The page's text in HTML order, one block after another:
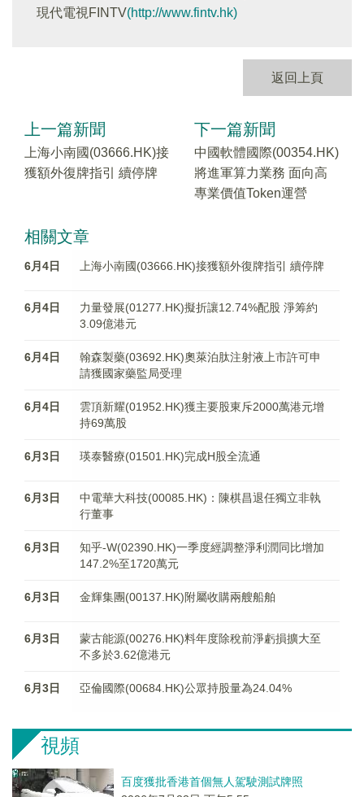
現代電視FINTV(http://www.fintv.hk)
返回上頁
上一篇新聞
上海小南國(03666.HK)接
獲額外復牌指引 續停牌
下一篇新聞
中國軟體國際(00354.HK)
將進軍算力業務 面向高
專業價值Token運營
相關文章
6月4日 上海小南國(03666.HK)接獲額外復牌指引 續停牌
6月4日
力量發展(01277.HK)擬折讓12.74%配股 淨筹約
3.09億港元
6月4日
翰森製藥(03692.HK)奧萊泊肽注射液上市許可申
請獲國家藥監局受理
6月4日
雲頂新耀(01952.HK)獲主要股東斥2000萬港元增
持69萬股
6月3日 瑛泰醫療(01501.HK)完成H股全流通
6月3日
中電華大科技(00085.HK)：陳棋昌退任獨立非執
行董事
6月3日
知乎-W(02390.HK)一季度經調整淨利潤同比增加
147.2%至1720萬元
6月3日 金輝集團(00137.HK)附屬收購兩艘船舶
6月3日
蒙古能源(00276.HK)料年度​除稅前淨虧損擴大至
不多於3.62億港元
6月3日 亞倫國際(00684.HK)公眾持股量為24.04%
視頻
百度獲批香港首個無人駕駛測試牌照